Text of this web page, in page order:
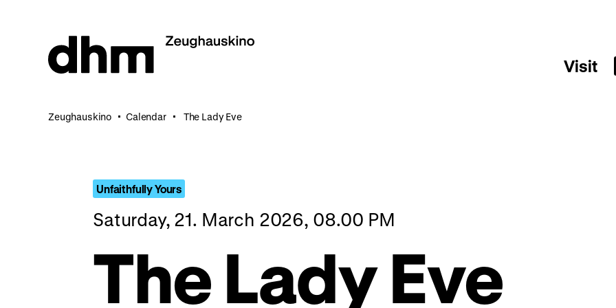
Visit
Zeughauskino Calendar The Lady Eve
Unfaithfully Yours
Saturday, 21. March 2026, 08.00 PM
The Lady Eve